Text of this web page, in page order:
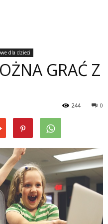
dla dzieci
GRAĆ Z
0
244